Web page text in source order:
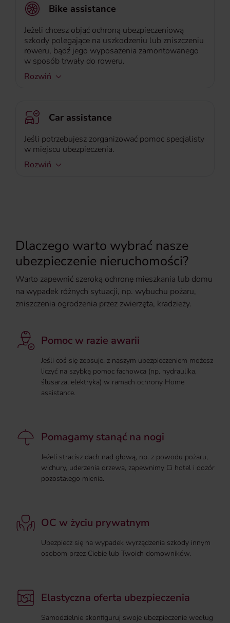
Bike assistance
Jeżeli chcesz objąć ochroną ubezpieczeniową
szkody polegające na uszkodzeniu lub zniszczeniu
roweru, bądź jego wyposażenia zamontowanego
w sposób trwały do roweru.
Rozwiń
Car assistance
Jeśli potrzebujesz zorganizować pomoc specjalisty
w miejscu ubezpieczenia.
Rozwiń
Dlaczego warto wybrać nasze
ubezpieczenie nieruchomości?
Warto zapewnić szeroką ochronę mieszkania lub domu
na wypadek różnych sytuacji, np. wybuchu pożaru,
zniszczenia ogrodzenia przez zwierzęta, kradzieży.
Pomoc w razie awarii
Jeśli coś się zepsuje, z naszym ubezpieczeniem możesz
liczyć na szybką pomoc fachowca (np. hydraulika,
ślusarza, elektryka) w ramach ochrony Home
assistance.
Pomagamy stanąć na nogi
Jeżeli stracisz dach nad głową, np. z powodu pożaru,
wichury, uderzenia drzewa, zapewnimy Ci hotel i dozór
pozostałego mienia.
OC w życiu prywatnym
Ubezpiecz się na wypadek wyrządzenia szkody innym
osobom przez Ciebie lub Twoich domowników.
Elastyczna oferta ubezpieczenia
Samodzielnie skonfiguruj swoje ubezpieczenie według